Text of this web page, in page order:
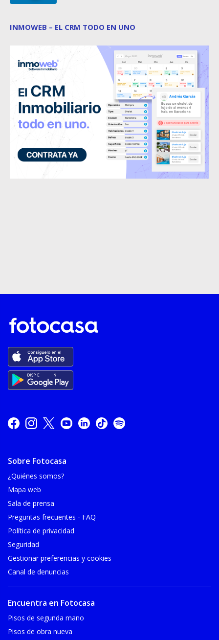
INMOWEB – EL CRM TODO EN UNO
Sobre Fotocasa
¿Quiénes somos?
Mapa web
Sala de prensa
Preguntas frecuentes - FAQ
Política de privacidad
Seguridad
Gestionar preferencias y cookies
Canal de denuncias
Encuentra en Fotocasa
Pisos de segunda mano
Pisos de obra nueva